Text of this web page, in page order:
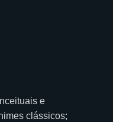
e
clássicos;